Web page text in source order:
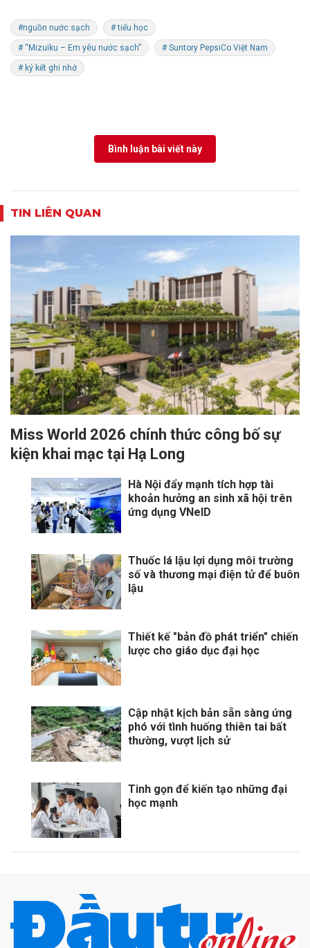
#nguồn nước sạch # tiểu học
# “Mizuiku – Em yêu nước sạch” # Suntory PepsiCo Việt Nam
# ký kết ghi nhớ
Bình luận bài viết này
TIN LIÊN QUAN
Miss World 2026 chính thức công bố sự
kiện khai mạc tại Hạ Long
Hà Nội đẩy mạnh tích hợp tài
khoản hưởng an sinh xã hội trên
ứng dụng VNeID
Thuốc lá lậu lợi dụng môi trường
số và thương mại điện tử để buôn
lậu
Thiết kế "bản đồ phát triển" chiến
lược cho giáo dục đại học
Cập nhật kịch bản sẵn sàng ứng
phó với tình huống thiên tai bất
thường, vượt lịch sử
Tinh gọn để kiến tạo những đại
học mạnh